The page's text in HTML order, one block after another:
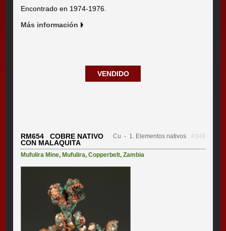
Encontrado en 1974-1976.
Más información
VENDIDO
RM654 COBRE NATIVO
CON MALAQUITA
Cu - 1. Elementos nativos #348
Mufulira Mine,Mufulira,Copperbelt,Zambia